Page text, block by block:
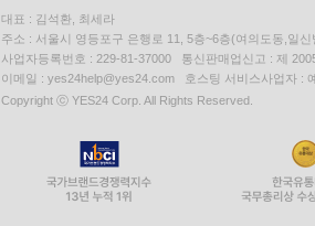
대표 : 김석환, 최세라
주소 : 서울시 영등포구 은행로 11, 5층~6층(여의도동,일신
사업자등록번호 : 229-81-37000 통신판매업신고 : 제
이메일 : yes24help@yes24.com 호스팅 서비스사업자 :
Copyright ⓒ YES24 Corp. All Rights Reserved.